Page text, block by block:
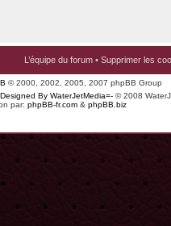
L’équipe du forum • Supprimer les
© 2000, 2002, 2005, 2007 phpBB Group
By WaterJetMedia=- © 2008
par: phpBB-fr.com & phpBB.biz